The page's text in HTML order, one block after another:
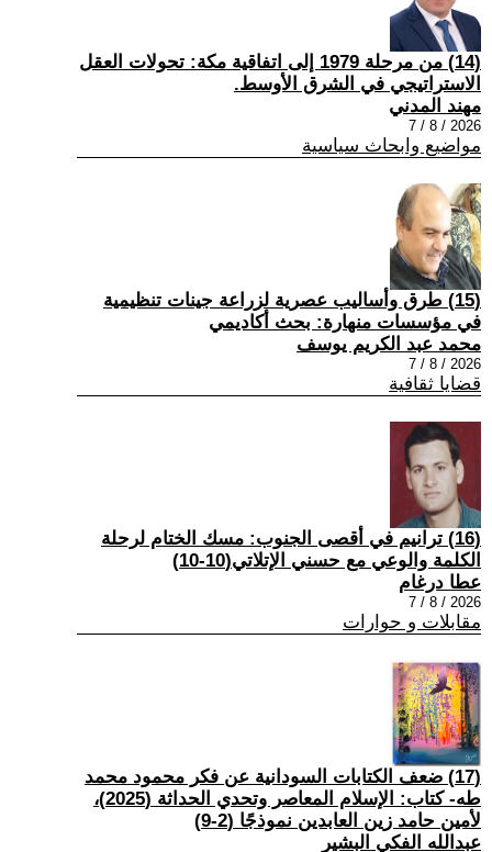
(14) من مرحلة 1979 إلى اتفاقية مكة: تحولات العقل
الاستراتيجي في الشرق الأوسط.
مهند المدني
2026 / 8 / 7
مواضيع وابحاث سياسية
(15) طرق وأساليب عصرية لزراعة جينات تنظيمية
في مؤسسات منهارة: بحث أكاديمي
محمد عبد الكريم يوسف
2026 / 8 / 7
قضايا ثقافية
(16) ترانيم في أقصى الجنوب: مسك الختام لرحلة
الكلمة والوعي مع حسني الإتلاتي(10-10)
عطا درغام
2026 / 8 / 7
مقابلات و حوارات
(17) ضعف الكتابات السودانية عن فكر محمود محمد
طه- كتاب: الإسلام المعاصر وتحدي الحداثة (2025)،
لأمين حامد زين العابدين نموذجًا (2-9)
عبدالله الفكي البشير